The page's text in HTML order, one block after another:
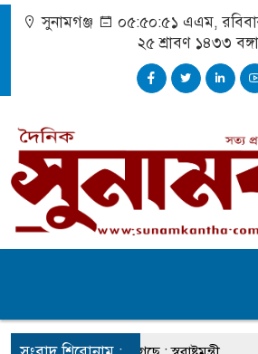
সুনামগঞ্জ ০৫:৫০:৫১ এএম,
২৫ শ্রাবণ ১৪৩৩